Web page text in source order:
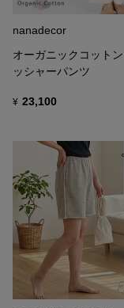
nanadecor
オーガニックコット
ッシャーパンツ
¥ 23,100